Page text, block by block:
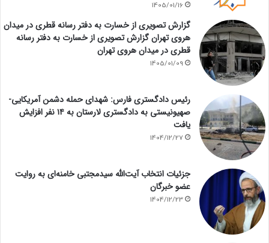
1405/01/16
گزارش تصویری از خسارت به دفتر رسانه قطری در میدان
هروی تهران گزارش تصویری از خسارت به دفتر رسانه
قطری در میدان هروی تهران
1405/01/09
رئیس دادگستری فارس: شهدای حمله دشمن آمریکایی-
صهیونیستی به دادگستری لارستان به ۱۴ نفر افزایش
یافت
1404/12/27
جزئیات انتخاب آیت‌الله سیدمجتبی خامنه‌ای به روایت
عضو خبرگان
1404/12/23